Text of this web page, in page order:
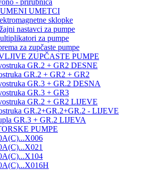
- prirubnica
UMETCI
sklopke
nastavci za pumpe
za pumpe
za zupčaste pumpe
ZUPČASTE PUMPE
GR.2 + GR2 DESNE
GR.2 + GR2 + GR2
GR.3 + GR.2 DESNA
GR.3 + GR3
GR.2 + GR2 LIJEVE
GR.2+GR.2+GR.2 - LIJEVE
GR.3 + GR.2 LIJEVA
PUMPE